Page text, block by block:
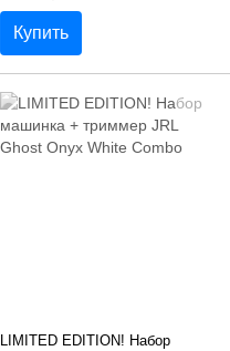
Купить
LIMITED EDITION! Набор